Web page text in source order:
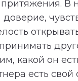
В
какой он
есть свой